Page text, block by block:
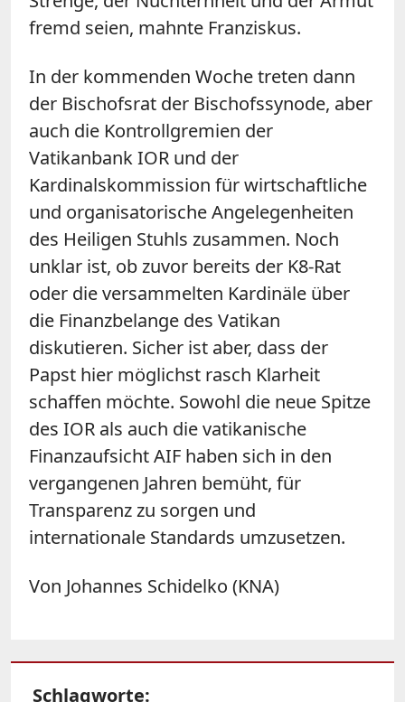
fremd seien, mahnte Franziskus.
In der kommenden Woche treten dann
der Bischofsrat der Bischofssynode, aber
auch die Kontrollgremien der
Vatikanbank IOR und der
Kardinalskommission für wirtschaftliche
und organisatorische Angelegenheiten
des Heiligen Stuhls zusammen. Noch
unklar ist, ob zuvor bereits der K8-Rat
oder die versammelten Kardinäle über
die Finanzbelange des Vatikan
diskutieren. Sicher ist aber, dass der
Papst hier möglichst rasch Klarheit
schaffen möchte. Sowohl die neue Spitze
des IOR als auch die vatikanische
Finanzaufsicht AIF haben sich in den
vergangenen Jahren bemüht, für
Transparenz zu sorgen und
internationale Standards umzusetzen.
Von Johannes Schidelko (KNA)
Schlagworte: